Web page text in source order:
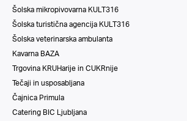
Šolska mikropivovarna KULT316
Šolska turistična agencija KULT316
Šolska veterinarska ambulanta
Kavarna BAZA
Trgovina KRUHarije in CUKRnije
Tečaji in usposabljana
Čajnica Primula
Catering BIC Ljubljana